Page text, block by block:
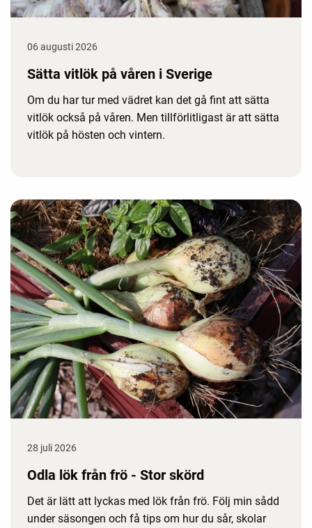
06 augusti 2026
Sätta vitlök på våren i Sverige
Om du har tur med vädret kan det gå fint att sätta
vitlök också på våren. Men tillförlitligast är att sätta
vitlök på hösten och vintern.
28 juli 2026
Odla lök från frö - Stor skörd
Det är lätt att lyckas med lök från frö. Följ min sådd
under säsongen och få tips om hur du sår, skolar